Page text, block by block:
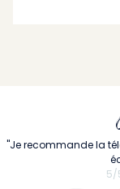
"Je recommande la
5/